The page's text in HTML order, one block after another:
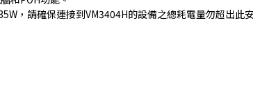
，請確保連接到VM3404H的設備之總耗電量勿超出此